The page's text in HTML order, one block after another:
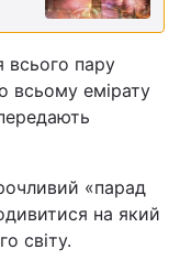
всього пару
всьому емірату
«парад
на який
світу.